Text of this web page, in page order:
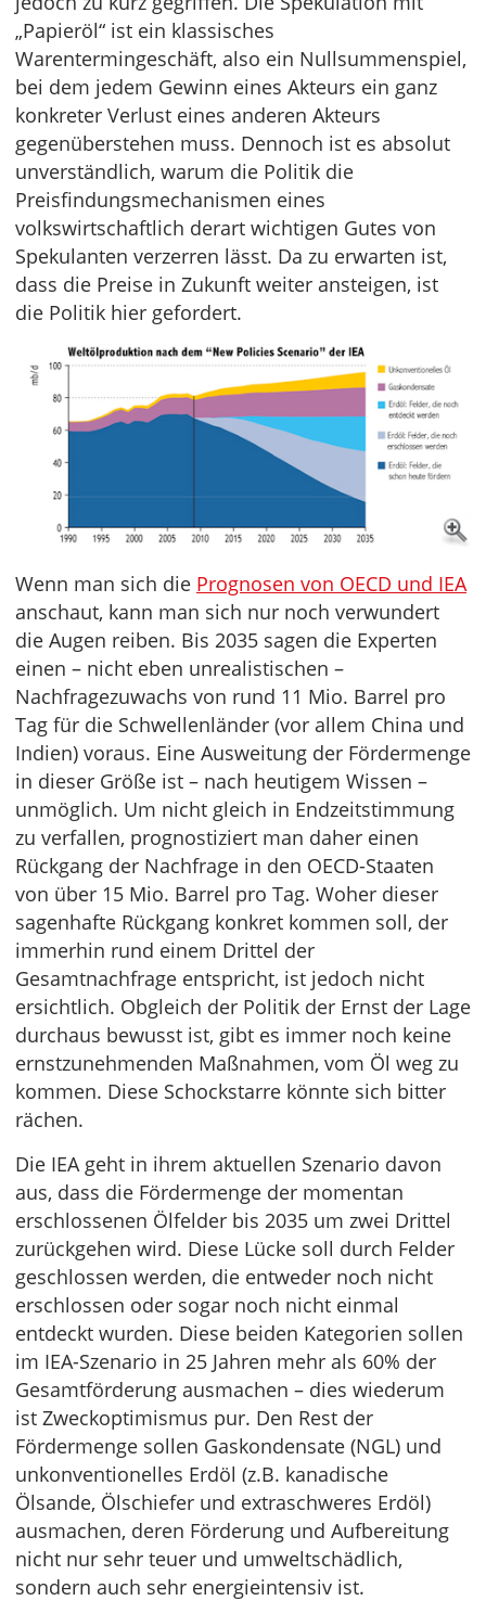
„Papieröl“ ist ein klassisches
Warentermingeschäft, also ein Nullsummenspiel,
bei dem jedem Gewinn eines Akteurs ein ganz
konkreter Verlust eines anderen Akteurs
gegenüberstehen muss. Dennoch ist es absolut
unverständlich, warum die Politik die
Preisfindungsmechanismen eines
volkswirtschaftlich derart wichtigen Gutes von
Spekulanten verzerren lässt. Da zu erwarten ist,
dass die Preise in Zukunft weiter ansteigen, ist
die Politik hier gefordert.
Wenn man sich die Prognosen von OECD und IEA
anschaut, kann man sich nur noch verwundert
die Augen reiben. Bis 2035 sagen die Experten
einen – nicht eben unrealistischen –
Nachfragezuwachs von rund 11 Mio. Barrel pro
Tag für die Schwellenländer (vor allem China und
Indien) voraus. Eine Ausweitung der Fördermenge
in dieser Größe ist – nach heutigem Wissen –
unmöglich. Um nicht gleich in Endzeitstimmung
zu verfallen, prognostiziert man daher einen
Rückgang der Nachfrage in den OECD-Staaten
von über 15 Mio. Barrel pro Tag. Woher dieser
sagenhafte Rückgang konkret kommen soll, der
immerhin rund einem Drittel der
Gesamtnachfrage entspricht, ist jedoch nicht
ersichtlich. Obgleich der Politik der Ernst der Lage
durchaus bewusst ist, gibt es immer noch keine
ernstzunehmenden Maßnahmen, vom Öl weg zu
kommen. Diese Schockstarre könnte sich bitter
rächen.
Die IEA geht in ihrem aktuellen Szenario davon
aus, dass die Fördermenge der momentan
erschlossenen Ölfelder bis 2035 um zwei Drittel
zurückgehen wird. Diese Lücke soll durch Felder
geschlossen werden, die entweder noch nicht
erschlossen oder sogar noch nicht einmal
entdeckt wurden. Diese beiden Kategorien sollen
im IEA-Szenario in 25 Jahren mehr als 60% der
Gesamtförderung ausmachen – dies wiederum
ist Zweckoptimismus pur. Den Rest der
Fördermenge sollen Gaskondensate (NGL) und
unkonventionelles Erdöl (z.B. kanadische
Ölsande, Ölschiefer und extraschweres Erdöl)
ausmachen, deren Förderung und Aufbereitung
nicht nur sehr teuer und umweltschädlich,
sondern auch sehr energieintensiv ist.